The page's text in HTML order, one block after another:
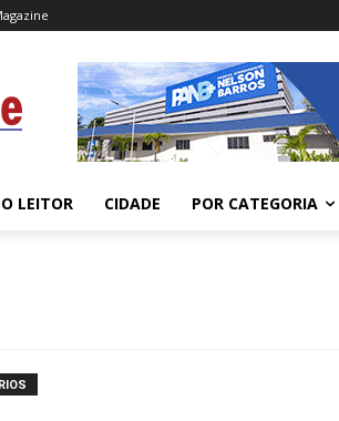
LEITOR CIDADE POR CATEGORIA